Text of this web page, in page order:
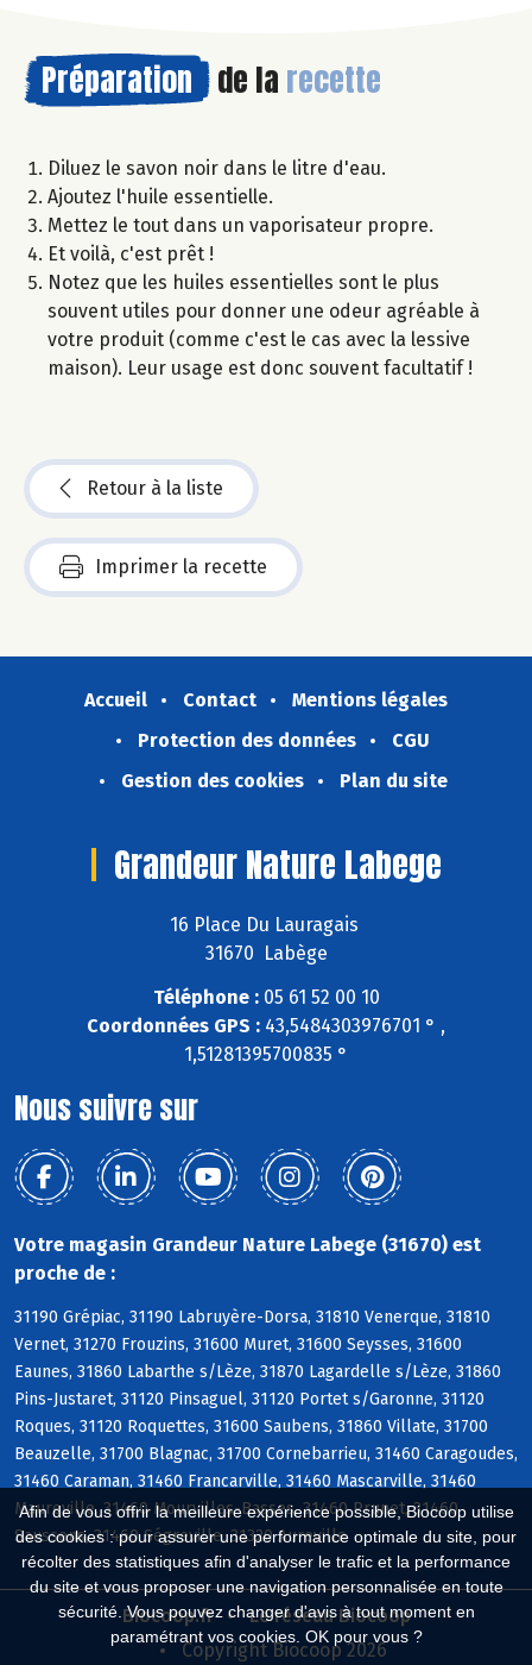
Afin de vous offrir la meilleure expérience possible, Biocoop utilise
des cookies : pour assurer une performance optimale du site, pour
récolter des statistiques afin d'analyser le trafic et la performance
du site et vous proposer une navigation personnalisée en toute
sécurité. Vous pouvez changer d'avis à tout moment en
paramétrant vos cookies. OK pour vous ?
Préparation de la recette
Diluez le savon noir dans le litre d'eau.
Ajoutez l'huile essentielle.
Mettez le tout dans un vaporisateur propre.
Et voilà, c'est prêt !
Notez que les huiles essentielles sont le plus
souvent utiles pour donner une odeur agréable à
votre produit (comme c'est le cas avec la lessive
maison). Leur usage est donc souvent facultatif !
Retour à la liste
Imprimer la recette
Accueil Contact
Mentions légales
Protection des données
CGU
Gestion des cookies
Plan du site
Grandeur Nature Labege
16 Place Du Lauragais
31670 Labège
Téléphone :05 61 52 00 10
Coordonnées GPS : 43,5484303976701 ° ,
1,51281395700835 °
Nous suivre sur
Votre magasin Grandeur Nature Labege (31670) est
proche de :
31190 Grépiac, 31190 Labruyère-Dorsa, 31810 Venerque, 31810
Vernet, 31270 Frouzins, 31600 Muret, 31600 Seysses, 31600
Eaunes, 31860 Labarthe s/Lèze, 31870 Lagardelle s/Lèze, 31860
Pins-Justaret, 31120 Pinsaguel, 31120 Portet s/Garonne, 31120
Roques, 31120 Roquettes, 31600 Saubens, 31860 Villate, 31700
Beauzelle, 31700 Blagnac, 31700 Cornebarrieu, 31460 Caragoudes,
31460 Caraman, 31460 Francarville, 31460 Mascarville, 31460
Maureville, 31460 Mourvilles-Basses, 31460 Prunet, 31460
Saussens, 31460 Ségreville, 31320 Aureville
Biocoop.fr
Le réseau Biocoop
Copyright Biocoop 2026